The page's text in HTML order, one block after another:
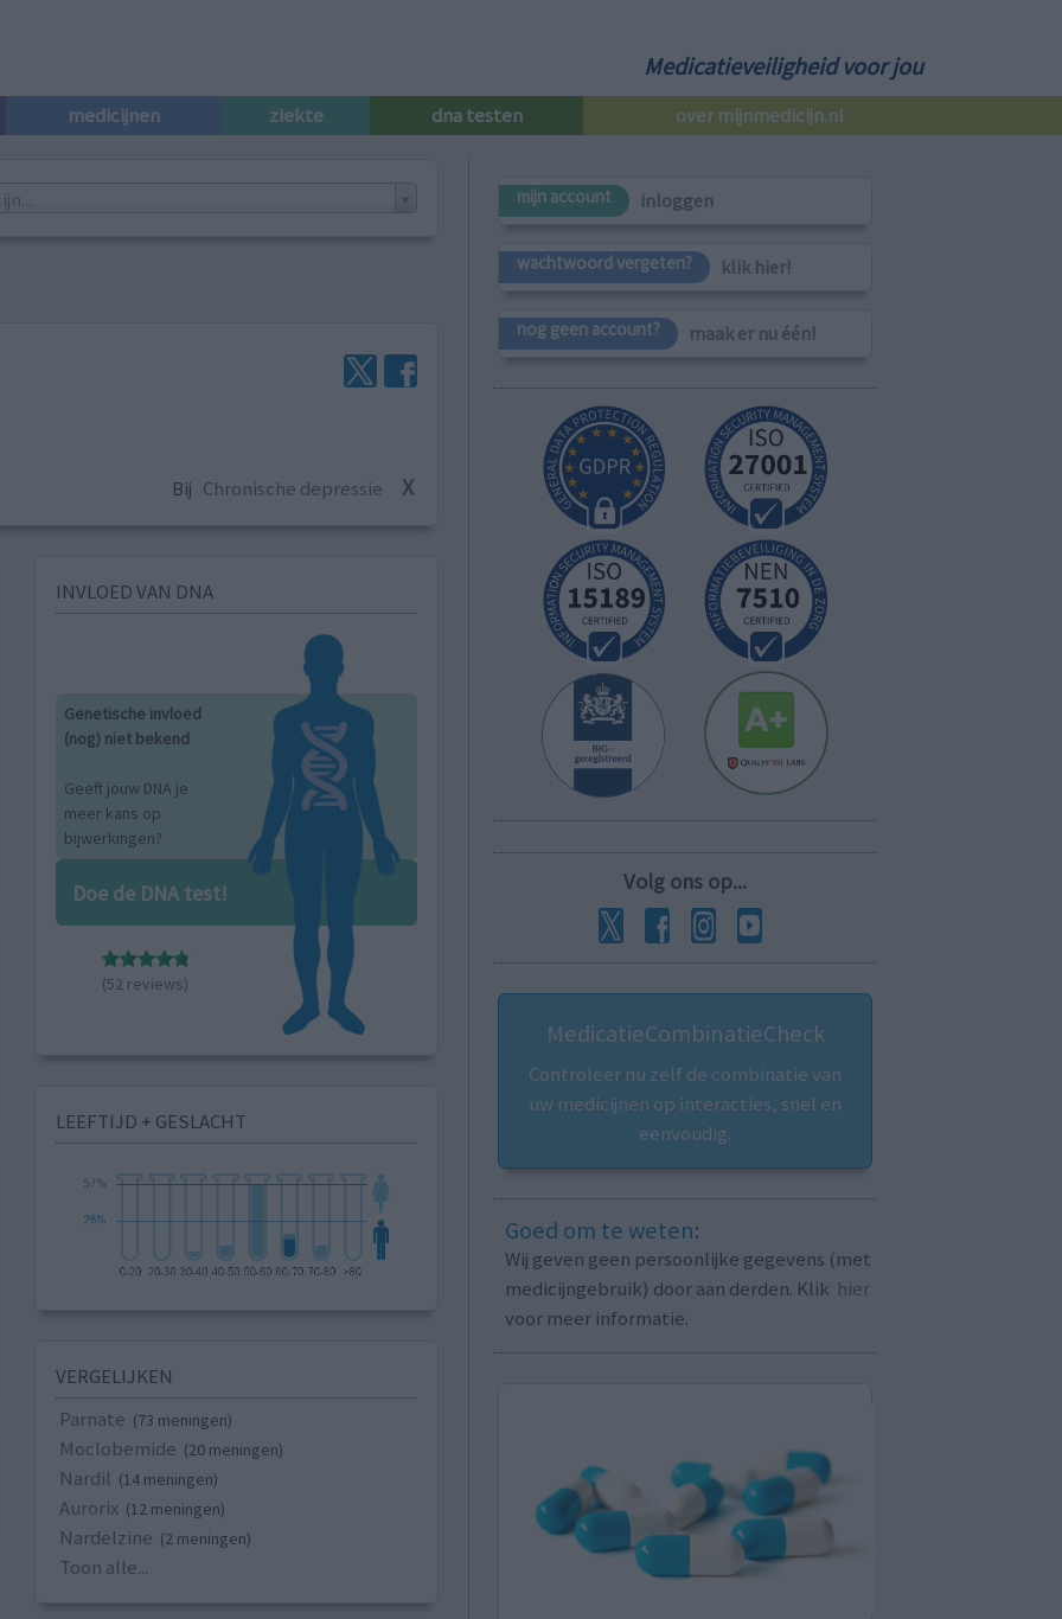
Medicatieveiligheid voor jou
medicijnen ziekte dna testen over mijnmedicijn.nl
Bij Chronische depressie X
INVLOED VAN DNA
Genetische invloed
(nog) niet bekend
Geeft jouw DNA je
meer kans op
bijwerkingen?
Doe de DNA test!
(52 reviews)
LEEFTIJD + GESLACHT
VERGELIJKEN
Parnate (73 meningen)
Moclobemide (20 meningen)
Nardil (14 meningen)
Aurorix (12 meningen)
Nardelzine (2 meningen)
Toon alle...
mijn account inloggen
wachtwoord vergeten? klik hier!
nog geen account? maak er nu één!
Volg ons op...
MedicatieCombinatieCheck
Controleer nu zelf de combinatie van
uw medicijnen op interacties, snel en
eenvoudig.
Goed om te weten:
Wij geven geen persoonlijke gegevens (met
medicijngebruik) door aan derden. Klik hier
voor meer informatie.